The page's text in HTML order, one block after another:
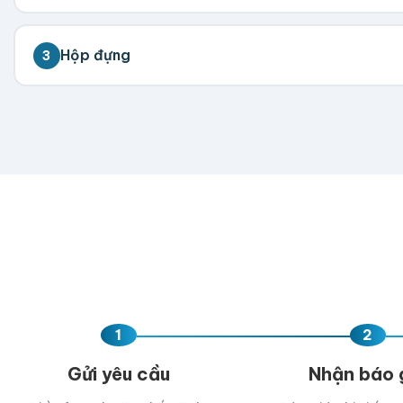
💡 Hỗ trợ AI, PDF, EPS, PSD, PNG (300dpi). Nếu
3 Hộp đựng
1
Gửi yêu cầu
2
Nhận báo